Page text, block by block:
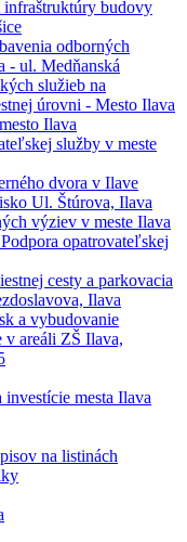
infraštruktúry budovy
odborných
- ul. Medňanská
služieb na
úrovni - Mesto Ilava
Ilava
služby v meste
dvora v Ilave
Ul. Štúrova, Ilava
výziev v meste Ilava
opatrovateľskej
cesty a parkovacia
Ilava
a vybudovanie
v areáli ZŠ Ilava,
mesta Ilava
na listinách